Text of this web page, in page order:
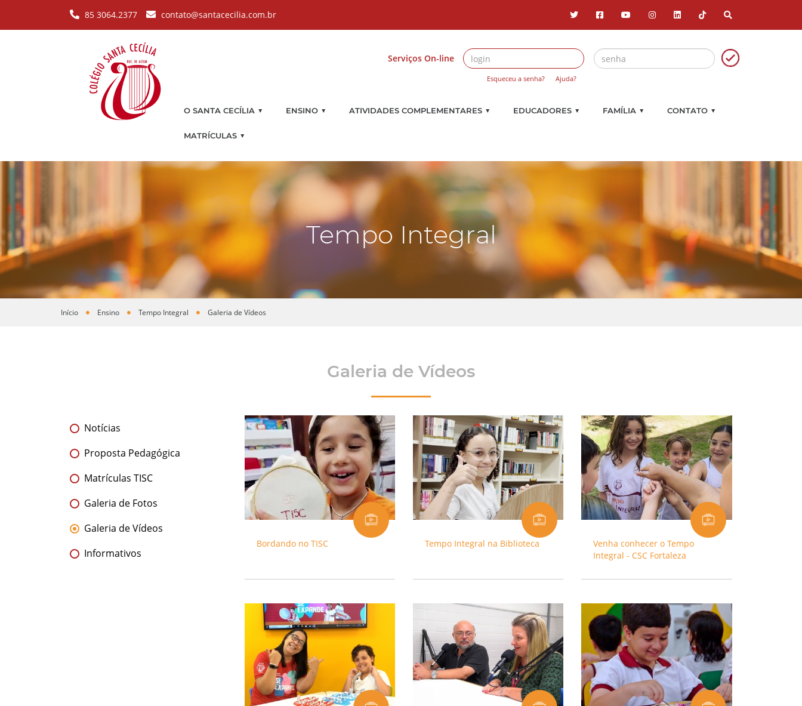
85 3064.2377 contato@santacecilia.com.br
Serviços On-line
Esqueceu a senha? Ajuda?
O SANTA CECÍLIA ▼ ENSINO ▼ ATIVIDADES COMPLEMENTARES ▼ EDUCADORES ▼ FAMÍLIA ▼ CONTATO ▼
MATRÍCULAS ▼
Tempo Integral
Você está aqui
Início Ensino Tempo Integral Galeria de Vídeos
Galeria de Vídeos
Notícias
Proposta Pedagógica
Matrículas TISC
Galeria de Fotos
Galeria de Vídeos
Informativos
Bordando no TISC Tempo Integral na Biblioteca
Venha conhecer o Tempo
Integral - CSC Fortaleza